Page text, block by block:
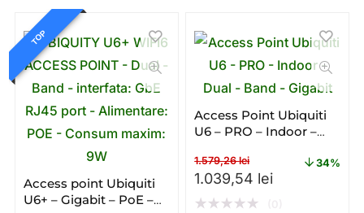
TOP
Access point Ubiquiti
U6+ – Gigabit – PoE –
Access Point Ubiquiti
U6 – PRO – Indoor –
1.579,26lei
Prețul inițial a fost:
1.039,54 leiPrețul
34%
★★★★★